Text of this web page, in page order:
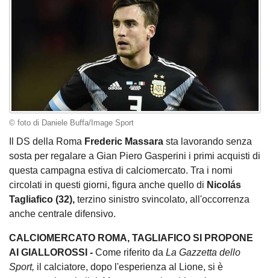
© foto di Daniele Buffa/Image Sport
Il DS della Roma Frederic Massara sta lavorando senza
sosta per regalare a Gian Piero Gasperini i primi acquisti di
questa campagna estiva di calciomercato. Tra i nomi
circolati in questi giorni, figura anche quello di Nicolás
Tagliafico (32), terzino sinistro svincolato, all'occorrenza
anche centrale difensivo.
CALCIOMERCATO ROMA, TAGLIAFICO SI PROPONE
AI GIALLOROSSI - Come riferito da La Gazzetta dello
Sport, il calciatore, dopo l'esperienza al Lione, si è